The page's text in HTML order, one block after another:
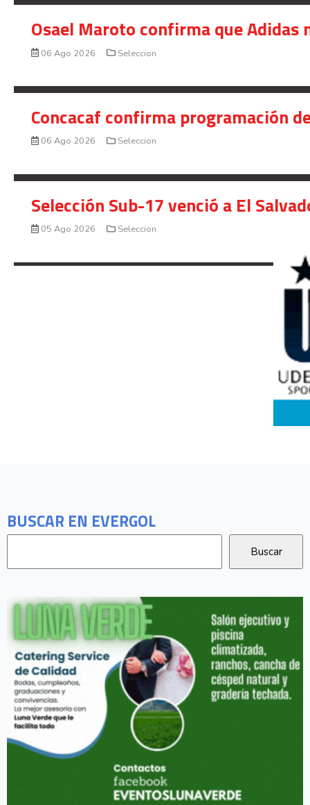
BUSCAR EN EVERGOL
Osael Maroto confirma que Adidas
06 Ago 2026 Seleccion
Concacaf confirma programación
06 Ago 2026 Seleccion
Selección Sub-17 venció a El
05 Ago 2026 Seleccion